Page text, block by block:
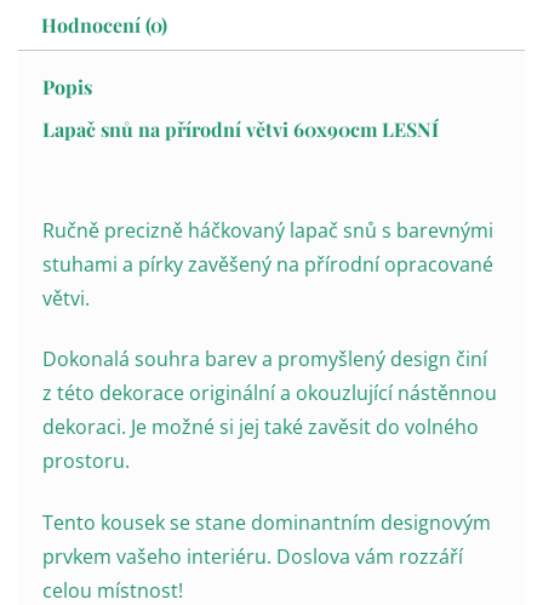
Hodnocení (0)
Popis
Lapač snů na přírodní větvi 60x90cm LESNÍ
Ručně precizně háčkovaný lapač snů s barevnými
stuhami a pírky zavěšený na přírodní opracované
větvi.
Dokonalá souhra barev a promyšlený design činí
z této dekorace originální a okouzlující nástěnnou
dekoraci. Je možné si jej také zavěsit do volného
prostoru.
Tento kousek se stane dominantním designovým
prvkem vašeho interiéru. Doslova vám rozzáří
celou místnost!